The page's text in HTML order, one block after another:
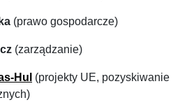
(prawo gospodarcze)
(zarządzanie)
Hul (projekty UE, pozyskiwanie